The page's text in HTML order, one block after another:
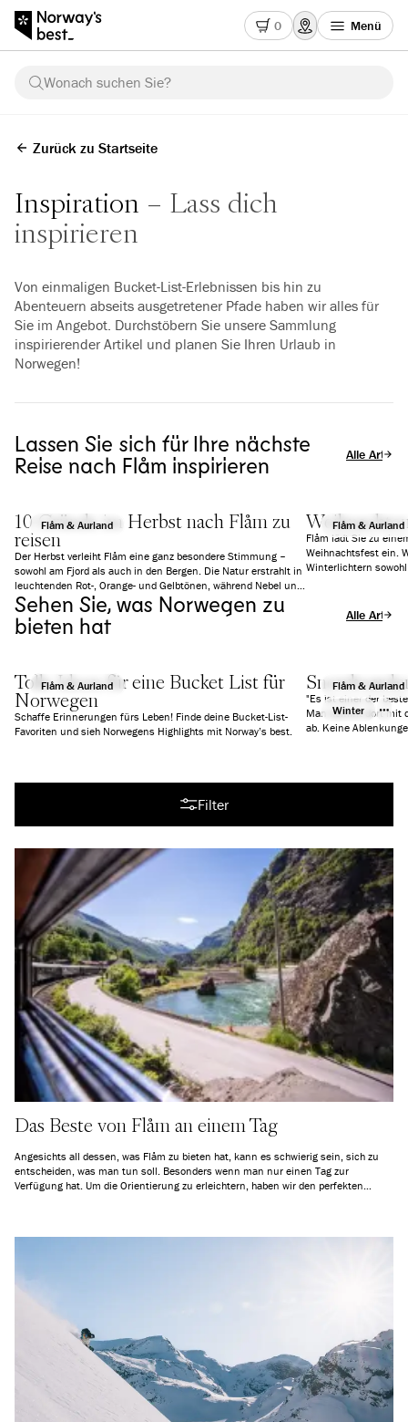
0 Menü
Wonach suchen Sie?
Zurück zu Startseite
Inspiration
Lass dich
inspirieren
Von einmaligen Bucket-List-Erlebnissen bis hin zu
Abenteuern abseits ausgetretener Pfade haben wir alles für
Sie im Angebot. Durchstöbern Sie unsere Sammlung
inspirierender Artikel und planen Sie Ihren Urlaub in
Norwegen!
Lassen Sie sich für Ihre nächste
Reise nach Flåm inspirieren
Alle Artikel
Flåm & Aurland
10 Gründe im Herbst nach Flåm zu
reisen
Der Herbst verleiht Flåm eine ganz besondere Stimmung –
sowohl am Fjord als auch in den Bergen. Die Natur erstrahlt in
leuchtenden Rot-, Orange- und Gelbtönen, während Nebel und
tiefe Wolken eine fast schon mystische Atmosphäre schaffen.
Es ist ruhiger als im Sommer, aber mindestens genauso
beeindruckend. Wir zeigen Ihnen 10 gute Gründe, warum sich
Flåm & Aurland
Flåm lädt Sie zu
Weihnachtsfest ein.
Winterlichtern
Sehen Sie, was Norwegen zu
bieten hat
Alle Artikel
Flåm & Aurland
Tolle Ideen für eine Bucket List für
Norwegen
Schaffe Erinnerungen fürs Leben! Finde deine Bucket-List-
Favoriten und sieh Norwegens Highlights mit Norway’s best.
Flåm & Aurland
Winter
"Es ist einer der
Man kommt dort mit
ab. Keine
Filter
Das Beste von Flåm an einem Tag
Angesichts all dessen, was Flåm zu bieten hat, kann es schwierig sein, sich zu
entscheiden, was man tun soll. Besonders wenn man nur einen Tag zur
Verfügung hat. Um die Orientierung zu erleichtern, haben wir den perfekten